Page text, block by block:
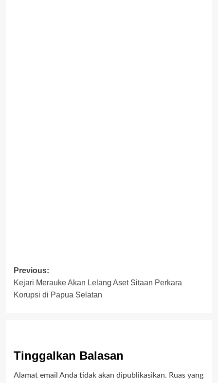
Post
navigation
Previous:
Kejari Merauke Akan Lelang Aset Sitaan Perkara
Korupsi di Papua Selatan
Tinggalkan Balasan
Alamat email Anda tidak akan dipublikasikan. Ruas yang